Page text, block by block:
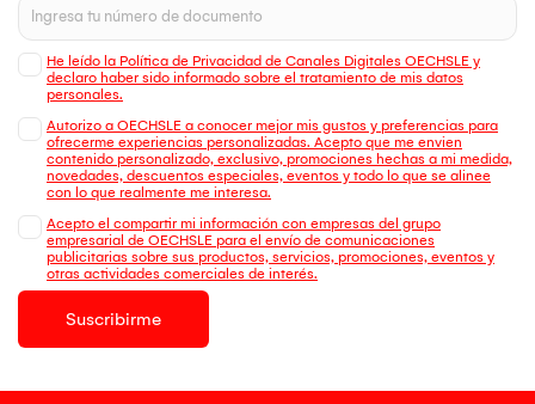
He leído la Política de Privacidad de Canales Digitales OECHSLE y
declaro haber sido informado sobre el tratamiento de mis datos
personales.
Autorizo a OECHSLE a conocer mejor mis gustos y preferencias para
ofrecerme experiencias personalizadas. Acepto que me envien
contenido personalizado, exclusivo, promociones hechas a mi medida,
novedades, descuentos especiales, eventos y todo lo que se alinee
con lo que realmente me interesa.
Acepto el compartir mi información con empresas del grupo
empresarial de OECHSLE para el envío de comunicaciones
publicitarias sobre sus productos, servicios, promociones, eventos y
otras actividades comerciales de interés.
Suscribirme